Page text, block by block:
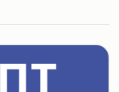
и за
като
ПТ